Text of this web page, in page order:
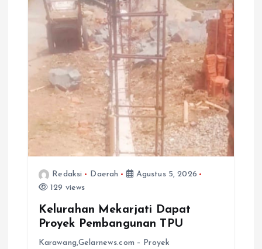
Redaksi Daerah
Agustus 5, 2026
129 views
Kelurahan Mekarjati Dapat
Proyek Pembangunan TPU
Karawang,Gelarnews.com – Proyek